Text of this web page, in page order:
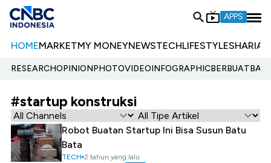
APPS
HOMEMARKETMY MONEYNEWSTECHLIFESTYLESHARIA
RESEARCHOPINIONPHOTOVIDEOINFOGRAPHIC
#startup konstruksi
Robot Buatan Startup Ini Bisa Susun Batu
Bata
TECH 2 tahun yang lalu